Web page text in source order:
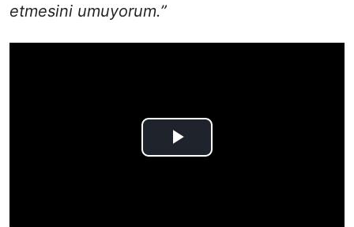
etmesini umuyorum.”